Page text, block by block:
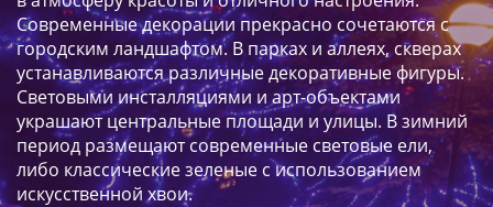
Современные декорации прекрасно сочетаются с
городским ландшафтом. В парках и аллеях, скверах
устанавливаются различные декоративные фигуры.
Световыми инсталляциями и арт-объектами
украшают центральные площади и улицы. В зимний
период размещают современные световые ели,
либо классические зеленые с использованием
искусственной хвои.